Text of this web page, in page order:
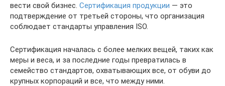
вести свой бизнес. Сертификация продукции — это
подтверждение от третьей стороны, что организация
соблюдает стандарты управления ISO.
Сертификация началась с более мелких вещей, таких как
меры и веса, и за последние годы превратилась в
семейство стандартов, охватывающих все, от обуви до
крупных корпораций и все, что между ними.